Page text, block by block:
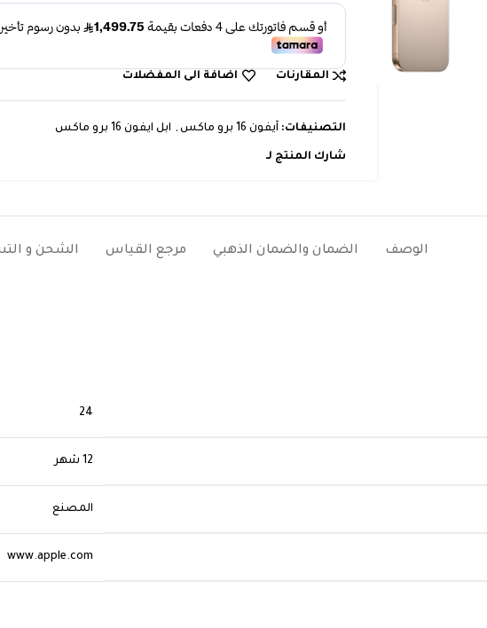
المقارنات اضافة الى المفضلات
التصنيفات: آيفون 16 برو ماكس , ابل ايفون 16 برو ماكس
شارك المنتج لـ
الوصف الضمان والضمان الذهبي مرجع القياس الشحن و
24
12 شهر
المصنع
www.apple.com